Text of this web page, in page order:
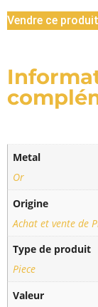
Vendre ce produit
Metal
Or
Origine
Achat et vente de
Type de produit
Piece
Valeur